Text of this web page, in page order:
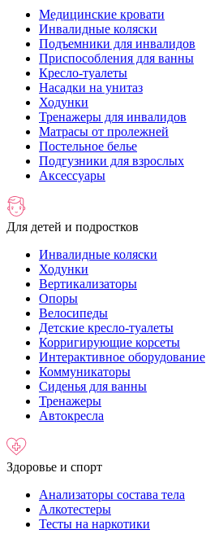
Медицинские кровати
Инвалидные коляски
Подъемники для инвалидов
Приспособления для ванны
Кресло-туалеты
Насадки на унитаз
Ходунки
Тренажеры для инвалидов
Матрасы от пролежней
Постельное белье
Подгузники для взрослых
Аксессуары
Для детей и подростков
Инвалидные коляски
Ходунки
Вертикализаторы
Опоры
Велосипеды
Детские кресло-туалеты
Корригирующие корсеты
Интерактивное оборудование
Коммуникаторы
Сиденья для ванны
Тренажеры
Автокресла
Здоровье и спорт
Анализаторы состава тела
Алкотестеры
Тесты на наркотики